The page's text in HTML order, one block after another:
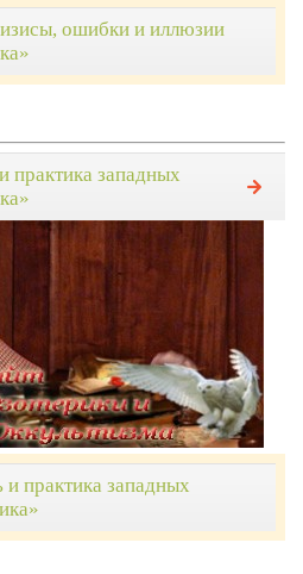
ошибки и иллюзии
практика западных
практика западных